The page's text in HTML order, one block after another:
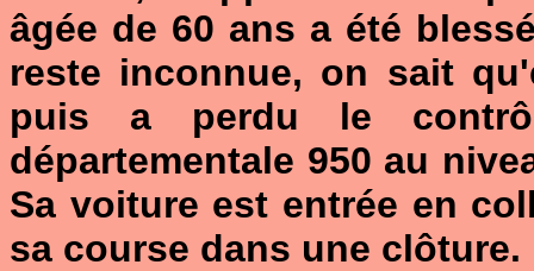
âgée de 60 ans a été
reste inconnue, on sait
puis a perdu le
départementale 950 au
Sa voiture est entrée en
sa course dans une clôture.